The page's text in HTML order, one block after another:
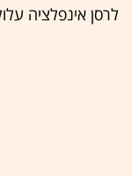
לרסן אינפלציה